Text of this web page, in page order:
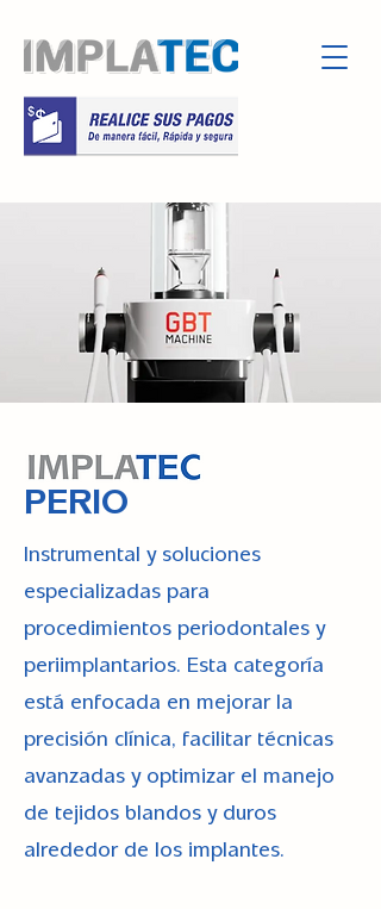
PERIO
Instrumental y soluciones
especializadas para
procedimientos periodontales y
periimplantarios. Esta categoría
está enfocada en mejorar la
precisión clínica, facilitar técnicas
avanzadas y optimizar el manejo
de tejidos blandos y duros
alrededor de los implantes.